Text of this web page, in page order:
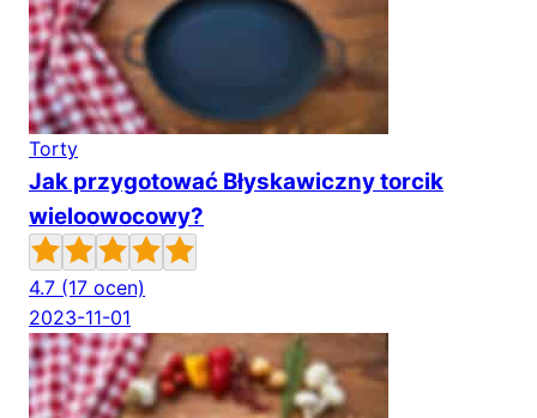
Torty
Jak przygotować Błyskawiczny torcik
wieloowocowy?
4.7 (17 ocen)
2023-11-01